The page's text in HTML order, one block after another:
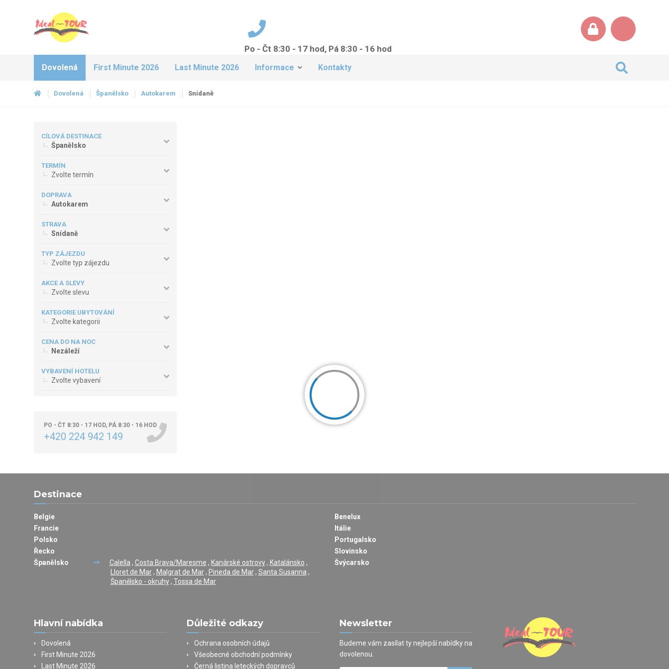
Po - Čt 8:30 - 17 hod, Pá 8:30 - 16 hod
Dovolená First Minute 2026 Last Minute 2026 Informace Kontakty
Dovolená Španělsko Autokarem Snídaně
CÍLOVÁ DESTINACE
Španělsko
TERMÍN
Zvolte termín
DOPRAVA
Autokarem
STRAVA
Snídaně
TYP ZÁJEZDU
Zvolte typ zájezdu
AKCE A SLEVY
Zvolte slevu
KATEGORIE UBYTOVÁNÍ
Zvolte kategorii
CENA DO NA NOC
Nezáleží
VYBAVENÍ HOTELU
Zvolte vybavení
PO - ČT 8:30 - 17 HOD, PÁ 8:30 - 16 HOD
+420 224 942 149
Destinace
Belgie
Benelux
Francie
Itálie
Polsko
Portugalsko
Řecko
Slovinsko
Španělsko
Calella , Costa Brava/Maresme , Kanárské ostrovy, Katalánsko ,
Lloret de Mar, Malgrat de Mar, Pineda de Mar, Santa Susanna ,
Španělsko - okruhy, Tossa de Mar
Švýcarsko
Hlavní nabídka
Dovolená
First Minute 2026
Last Minute 2026
Důležité odkazy
Ochrana osobních údajů
Všeobecné obchodní podmínky
Černá listina leteckých dopravců
Newsletter
Budeme vám zasílat ty nejlepší nabídky na
dovolenou.